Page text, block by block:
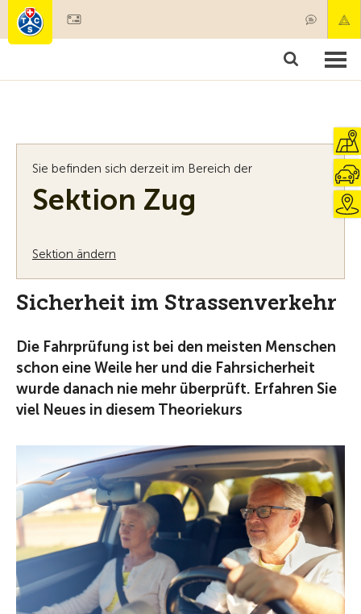
Mitgliedschaft & Leistungen
Sie befinden sich derzeit im Bereich der
Sektion Zug
Sektion ändern
Sicherheit im Strassenverkehr
Die Fahrprüfung ist bei den meisten Menschen
schon eine Weile her und die Fahrsicherheit
wurde danach nie mehr überprüft. Erfahren Sie
viel Neues in diesem Theoriekurs